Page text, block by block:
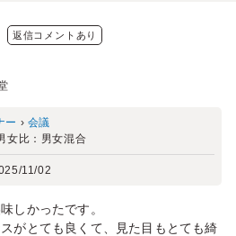
返信コメントあり
ー › 会議
女比： 男女混合
11/02
しかったです。
がとても良くて、見た目もとても綺